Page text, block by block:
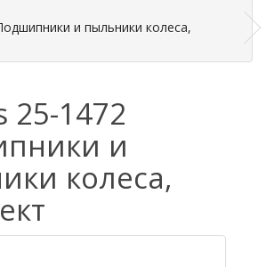
и пыльники колеса,
25-1472
и
колеса,